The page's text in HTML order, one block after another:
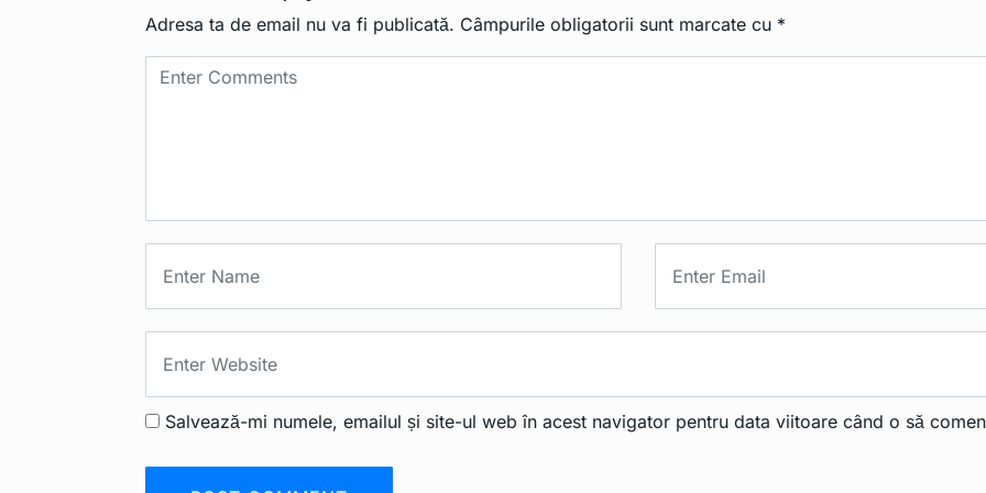
Adresa ta de email nu va fi publicată. Câmpurile obligatorii sunt marcate cu *
Salvează-mi numele, emailul și site-ul web în acest navigator pentru data viitoare când o să